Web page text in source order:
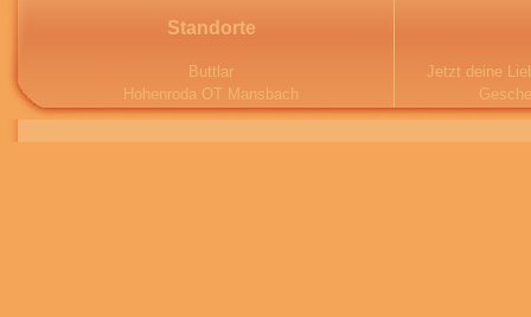
Standorte
Buttlar
Hohenroda OT Mansbach
Jetzt deine